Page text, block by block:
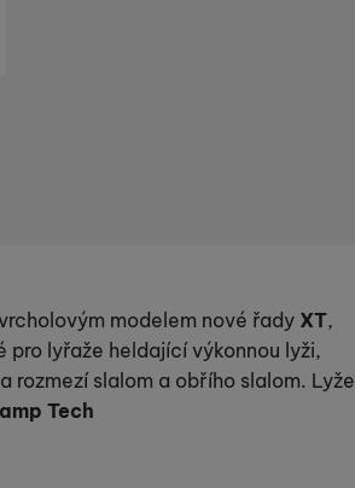
modelem nové řady XT,
pro lyřaže heldající výkonnou lyži,
rozmezí slalom a obřího slalom. Lyže
Tech